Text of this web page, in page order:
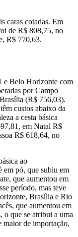
caras cotadas. Em
de R$ 808,75, no
R$ 770,63.
e Belo Horizonte com
por Campo
(R$ 756,03).
custos abaixo da
a cesta básica
em Natal R$
R$ 618,64, no
ao
em pó, que subiu em
que aumentou em
período, mas teve
Brasília e Rio
que aumentou em
o que se atribui a uma
maior de importação,